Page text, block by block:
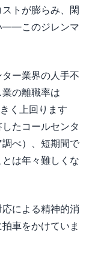
トが膨らみ、閑
——このジレンマ
ー業界の人手不
の離職率は
く上回ります
たコールセンタ
べ）、短期間で
は年々難しくな
による精神的消
車をかけていま